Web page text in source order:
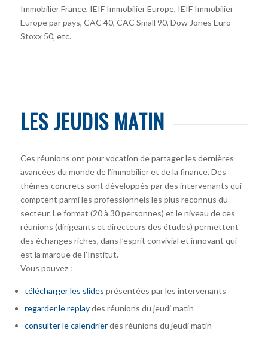
Immobilier France, IEIF Immobilier Europe, IEIF Immobilier
Europe par pays, CAC 40, CAC Small 90, Dow Jones Euro
Stoxx 50, etc.
LES JEUDIS MATIN
Ces réunions ont pour vocation de partager les dernières
avancées du monde de l’immobilier et de la finance. Des
thèmes concrets sont développés par des intervenants qui
comptent parmi les professionnels les plus reconnus du
secteur. Le format (20 à 30 personnes) et le niveau de ces
réunions (dirigeants et directeurs des études) permettent
des échanges riches, dans l’esprit convivial et innovant qui
est la marque de l’Institut.
Vous pouvez :
télécharger les slides présentées par les intervenants
regarder le replaydes réunions du jeudi matin
consulter le calendrierdes réunions du jeudi matin